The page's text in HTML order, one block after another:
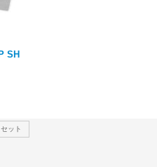
SH
セット